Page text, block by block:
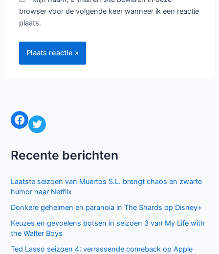
browser voor de volgende keer wanneer ik een reactie
plaats.
Facebook Twitter
Recente berichten
Laatste seizoen van Muertos S.L. brengt chaos en zwarte
humor naar Netflix
Donkere geheimen en paranoia in The Shards op Disney+
Keuzes en gevoelens botsen in seizoen 3 van My Life with
the Walter Boys
Ted Lasso seizoen 4: verrassende comeback op Apple